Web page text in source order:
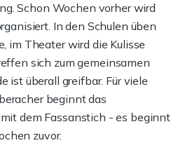
Schon Wochen vorher wird
In den Schulen üben
im Theater wird die Kulisse
sich zum gemeinsamen
ist überall greifbar. Für viele
beginnt das
dem Fassanstich - es beginnt
zuvor.